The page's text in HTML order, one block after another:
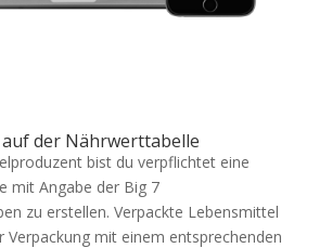
der Nährwerttabelle
bist du verpflichtet eine
mit Angabe der Big 7
zu erstellen. Verpackte Lebensmittel
Verpackung mit einem entsprechenden